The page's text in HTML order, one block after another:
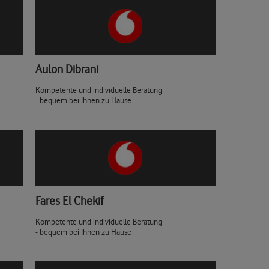
Aulon Dibrani
Kompetente und individuelle Beratung
- bequem bei Ihnen zu Hause
Fares El Chekif
Kompetente und individuelle Beratung
- bequem bei Ihnen zu Hause